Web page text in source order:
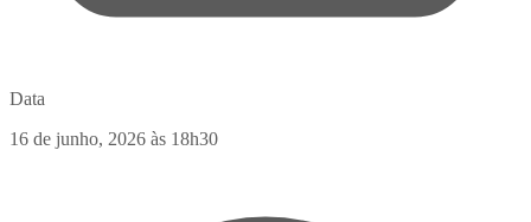
Data
16 de junho, 2026 às 18h30